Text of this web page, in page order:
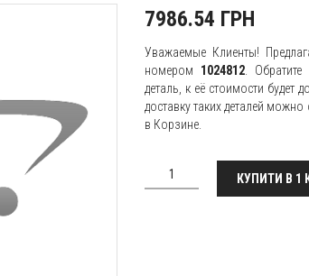
7986.54 ГРН
Уважаемые Клиенты!
номером 1024812 .
деталь, к её стоимости будет
доставку таких деталей
в Корзине.
КУПИТИ В 1